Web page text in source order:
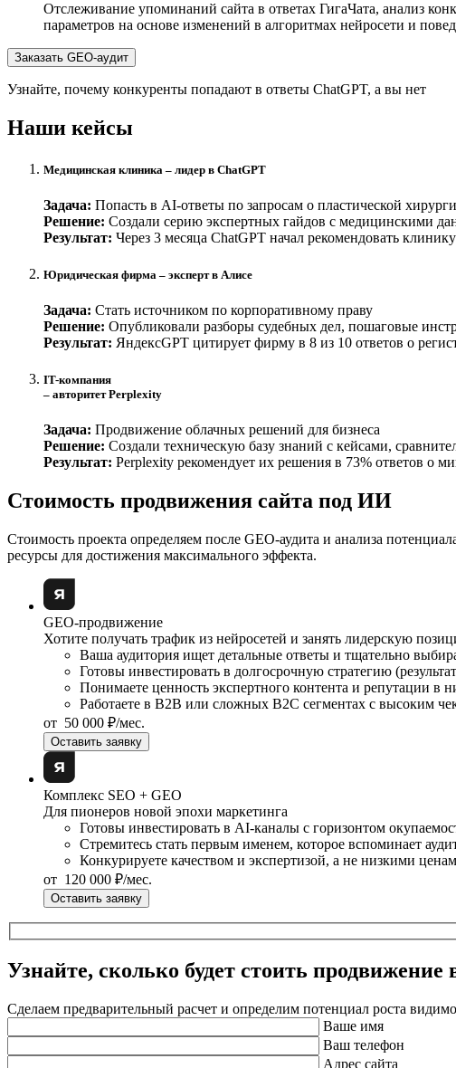
Отслеживание упоминаний сайта в ответах ГигаЧата, анализ
параметров на основе изменений в алгоритмах нейросети и
Заказать GEO-аудит
Узнайте, почему конкуренты попадают в ответы ChatGPT, а вы нет
Наши кейсы
Медицинская клиника – лидер в ChatGPT
Задача: Попасть в AI-ответы по запросам о пластической
Решение: Создали серию экспертных гайдов с медицинскими
Результат: Через 3 месяца ChatGPT начал рекомендовать
Юридическая фирма – эксперт в Алисе
Задача: Стать источником по корпоративному праву
Решение: Опубликовали разборы судебных дел, пошаговые
Результат: ЯндексGPT цитирует фирму в 8 из 10 ответов о
IT-компания
– авторитет Perplexity
Задача: Продвижение облачных решений для бизнеса
Решение: Создали техническую базу знаний с кейсами,
Результат: Perplexity рекомендует их решения в 73% ответов о
Стоимость продвижения сайта под ИИ
Стоимость проекта определяем после GEO-аудита и анализа
ресурсы для достижения максимального эффекта.
GEO-продвижение
Хотите получать трафик из нейросетей и занять лидерскую
Ваша аудитория ищет детальные ответы и тщательно
Готовы инвестировать в долгосрочную стратегию
Понимаете ценность экспертного контента и репутации в
Работаете в B2B или сложных B2C сегментах с высоким
от 50 000 ₽/мес.
Оставить заявку
Комплекс SEO + GEO
Для пионеров новой эпохи маркетинга
Готовы инвестировать в AI-каналы с горизонтом
Стремитесь стать первым именем, которое вспоминает
Конкурируете качеством и экспертизой, а не низкими
от 120 000 ₽/мес.
Оставить заявку
Узнайте, сколько будет стоить продвижение
Сделаем предварительный расчет и определим потенциал роста
Ваше имя
Ваш телефон
Адрес сайта